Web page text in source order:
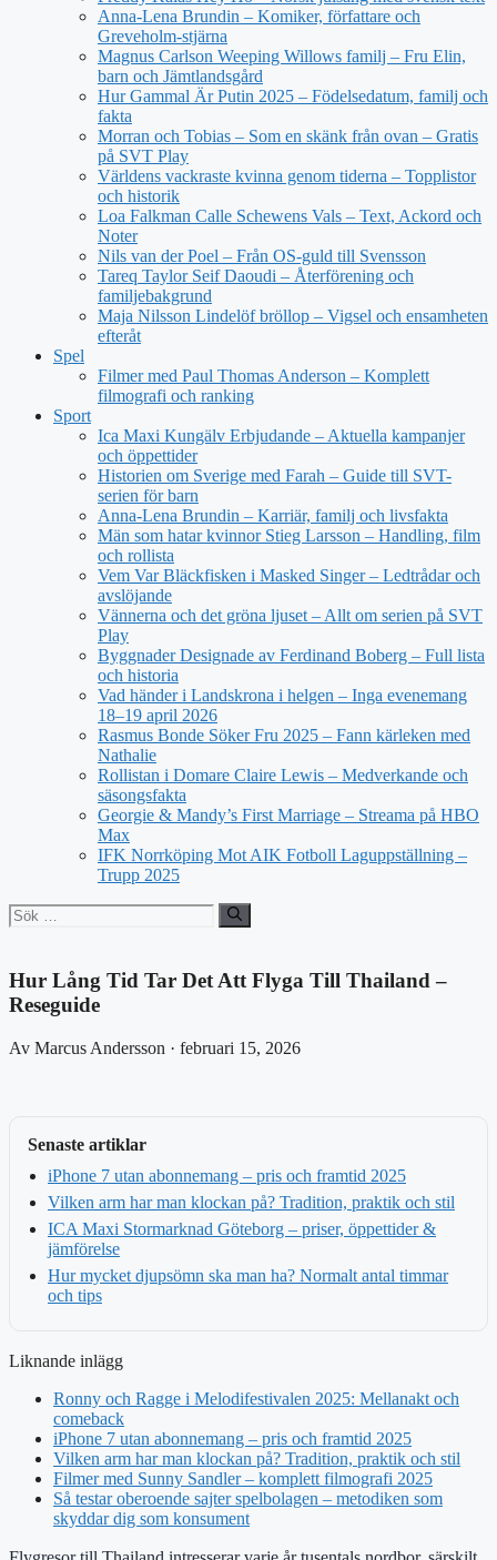
Anna-Lena Brundin – Komiker, författare och
Greveholm-stjärna
Magnus Carlson Weeping Willows familj – Fru Elin,
barn och Jämtlandsgård
Hur Gammal Är Putin 2025 – Födelsedatum, familj och
fakta
Morran och Tobias – Som en skänk från ovan – Gratis
på SVT Play
Världens vackraste kvinna genom tiderna – Topplistor
och historik
Loa Falkman Calle Schewens Vals – Text, Ackord och
Noter
Nils van der Poel – Från OS-guld till Svensson
Tareq Taylor Seif Daoudi – Återförening och
familjebakgrund
Maja Nilsson Lindelöf bröllop – Vigsel och ensamheten
efteråt
Spel
Filmer med Paul Thomas Anderson – Komplett
filmografi och ranking
Sport
Ica Maxi Kungälv Erbjudande – Aktuella kampanjer
och öppettider
Historien om Sverige med Farah – Guide till SVT-
serien för barn
Anna-Lena Brundin – Karriär, familj och livsfakta
Män som hatar kvinnor Stieg Larsson – Handling, film
och rollista
Vem Var Bläckfisken i Masked Singer – Ledtrådar och
avslöjande
Vännerna och det gröna ljuset – Allt om serien på SVT
Play
Byggnader Designade av Ferdinand Boberg – Full lista
och historia
Vad händer i Landskrona i helgen – Inga evenemang
18–19 april 2026
Rasmus Bonde Söker Fru 2025 – Fann kärleken med
Nathalie
Rollistan i Domare Claire Lewis – Medverkande och
säsongsfakta
Georgie & Mandy’s First Marriage – Streama på HBO
Max
IFK Norrköping Mot AIK Fotboll Laguppställning –
Trupp 2025
Sök
efter:
Hur Lång Tid Tar Det Att Flyga Till Thailand –
Reseguide
Av Marcus Andersson · februari 15, 2026
Senaste artiklar
iPhone 7 utan abonnemang – pris och framtid 2025
Vilken arm har man klockan på? Tradition, praktik och stil
ICA Maxi Stormarknad Göteborg – priser, öppettider &
jämförelse
Hur mycket djupsömn ska man ha? Normalt antal timmar
och tips
Liknande inlägg
Ronny och Ragge i Melodifestivalen 2025: Mellanakt och
comeback
iPhone 7 utan abonnemang – pris och framtid 2025
Vilken arm har man klockan på? Tradition, praktik och stil
Filmer med Sunny Sandler – komplett filmografi 2025
Så testar oberoende sajter spelbolagen – metodiken som
skyddar dig som konsument